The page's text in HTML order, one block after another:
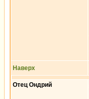
Наверх
Отец Ондрий